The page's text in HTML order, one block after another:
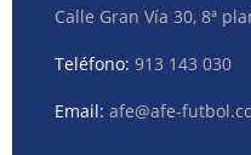
Calle Gran Vía 30, 8ª
Teléfono:913 143 030
Email:afe@afe-